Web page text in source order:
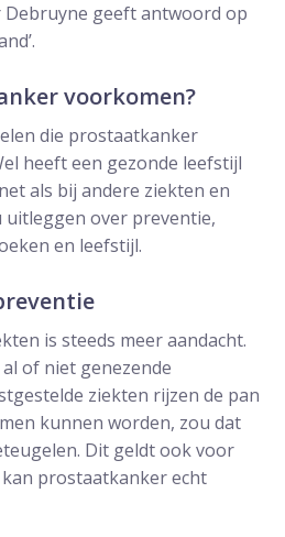
Debruyne geeft antwoord op
voorkomen?
die prostaatkanker
heeft een gezonde leefstijl
als bij andere ziekten en
uitleggen over preventie,
en leefstijl.
is steeds meer aandacht.
of niet genezende
ziekten rijzen de pan
kunnen worden, zou dat
Dit geldt ook voor
prostaatkanker echt